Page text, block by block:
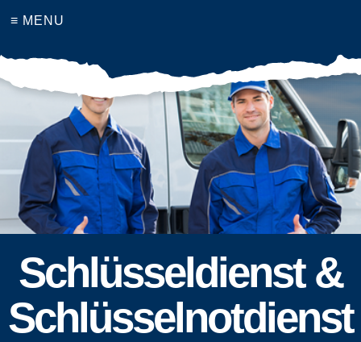
≡ MENU
Schlüsseldienst &
Schlüsselnotdienst